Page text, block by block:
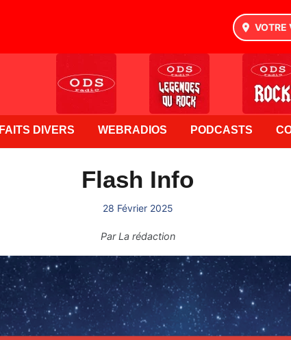
VOTRE
FAITS DIVERS WEBRADIOS PODCASTS
Flash Info
28 Février 2025
ParLa rédaction